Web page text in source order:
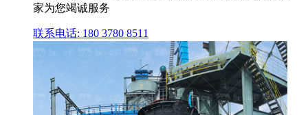
家为您竭诚服务
联系电话: 180 3780 8511